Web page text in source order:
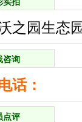
之园生态
咨询
话：
点评